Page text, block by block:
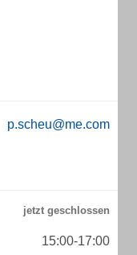
p.scheu@me.com
15:00-17:00